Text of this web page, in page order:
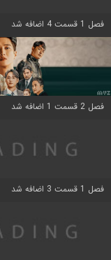
فصل 1 قسمت 4 اضافه شد
فصل 2 قسمت 1 اضافه شد
فصل 1 قسمت 3 اضافه شد